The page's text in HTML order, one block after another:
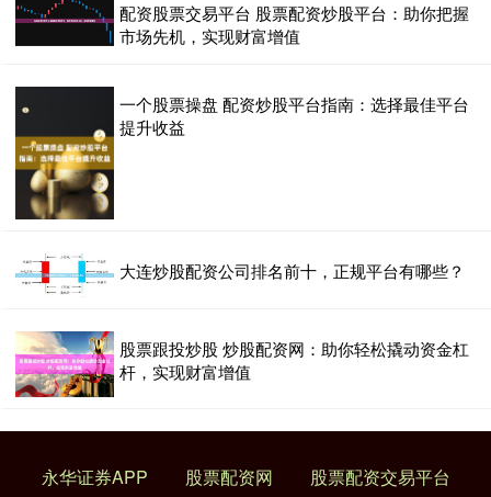
配资股票交易平台 股票配资炒股平台：助你把握
市场先机，实现财富增值
一个股票操盘 配资炒股平台指南：选择最佳平台
提升收益
大连炒股配资公司排名前十，正规平台有哪些？
股票跟投炒股 炒股配资网：助你轻松撬动资金杠
杆，实现财富增值
永华证券APP 股票配资网 股票配资交易平台